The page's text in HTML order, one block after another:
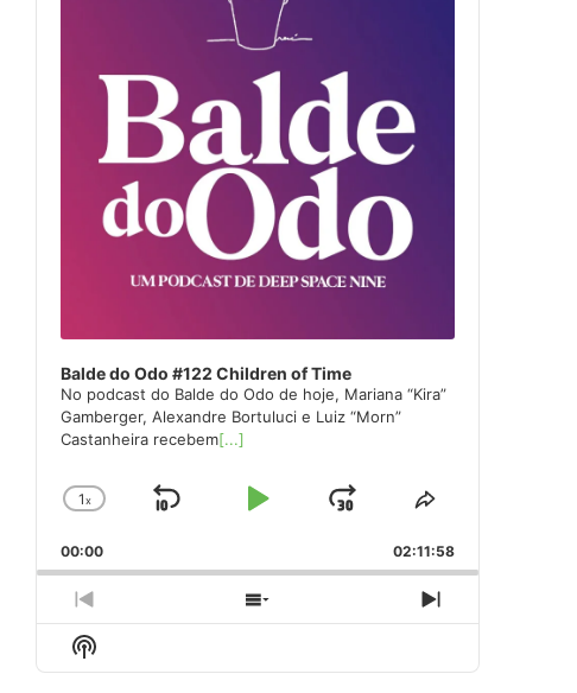
Balde do Odo #122 Children of Time
No podcast do Balde do Odo de hoje, Mariana “Kira”
Gamberger, Alexandre Bortuluci e Luiz “Morn”
Castanheira recebem[...]
Change
Rate
1x
Skip
Play
Jump
Forward
Share
Episode
00:00 02:11:58
Previous
Episode
Show
Episodes
Next
Episode
Show
Podcast